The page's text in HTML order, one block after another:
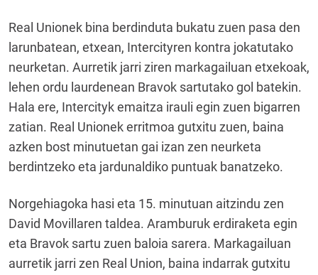
Real Unionek bina berdinduta bukatu zuen pasa den
larunbatean, etxean, Intercityren kontra jokatutako
neurketan. Aurretik jarri ziren markagailuan etxekoak,
lehen ordu laurdenean Bravok sartutako gol batekin.
Hala ere, Intercityk emaitza irauli egin zuen bigarren
zatian. Real Unionek erritmoa gutxitu zuen, baina
azken bost minutuetan gai izan zen neurketa
berdintzeko eta jardunaldiko puntuak banatzeko.
Norgehiagoka hasi eta 15. minutuan aitzindu zen
David Movillaren taldea. Aramburuk erdiraketa egin
eta Bravok sartu zuen baloia sarera. Markagailuan
aurretik jarri zen Real Union, baina indarrak gutxitu